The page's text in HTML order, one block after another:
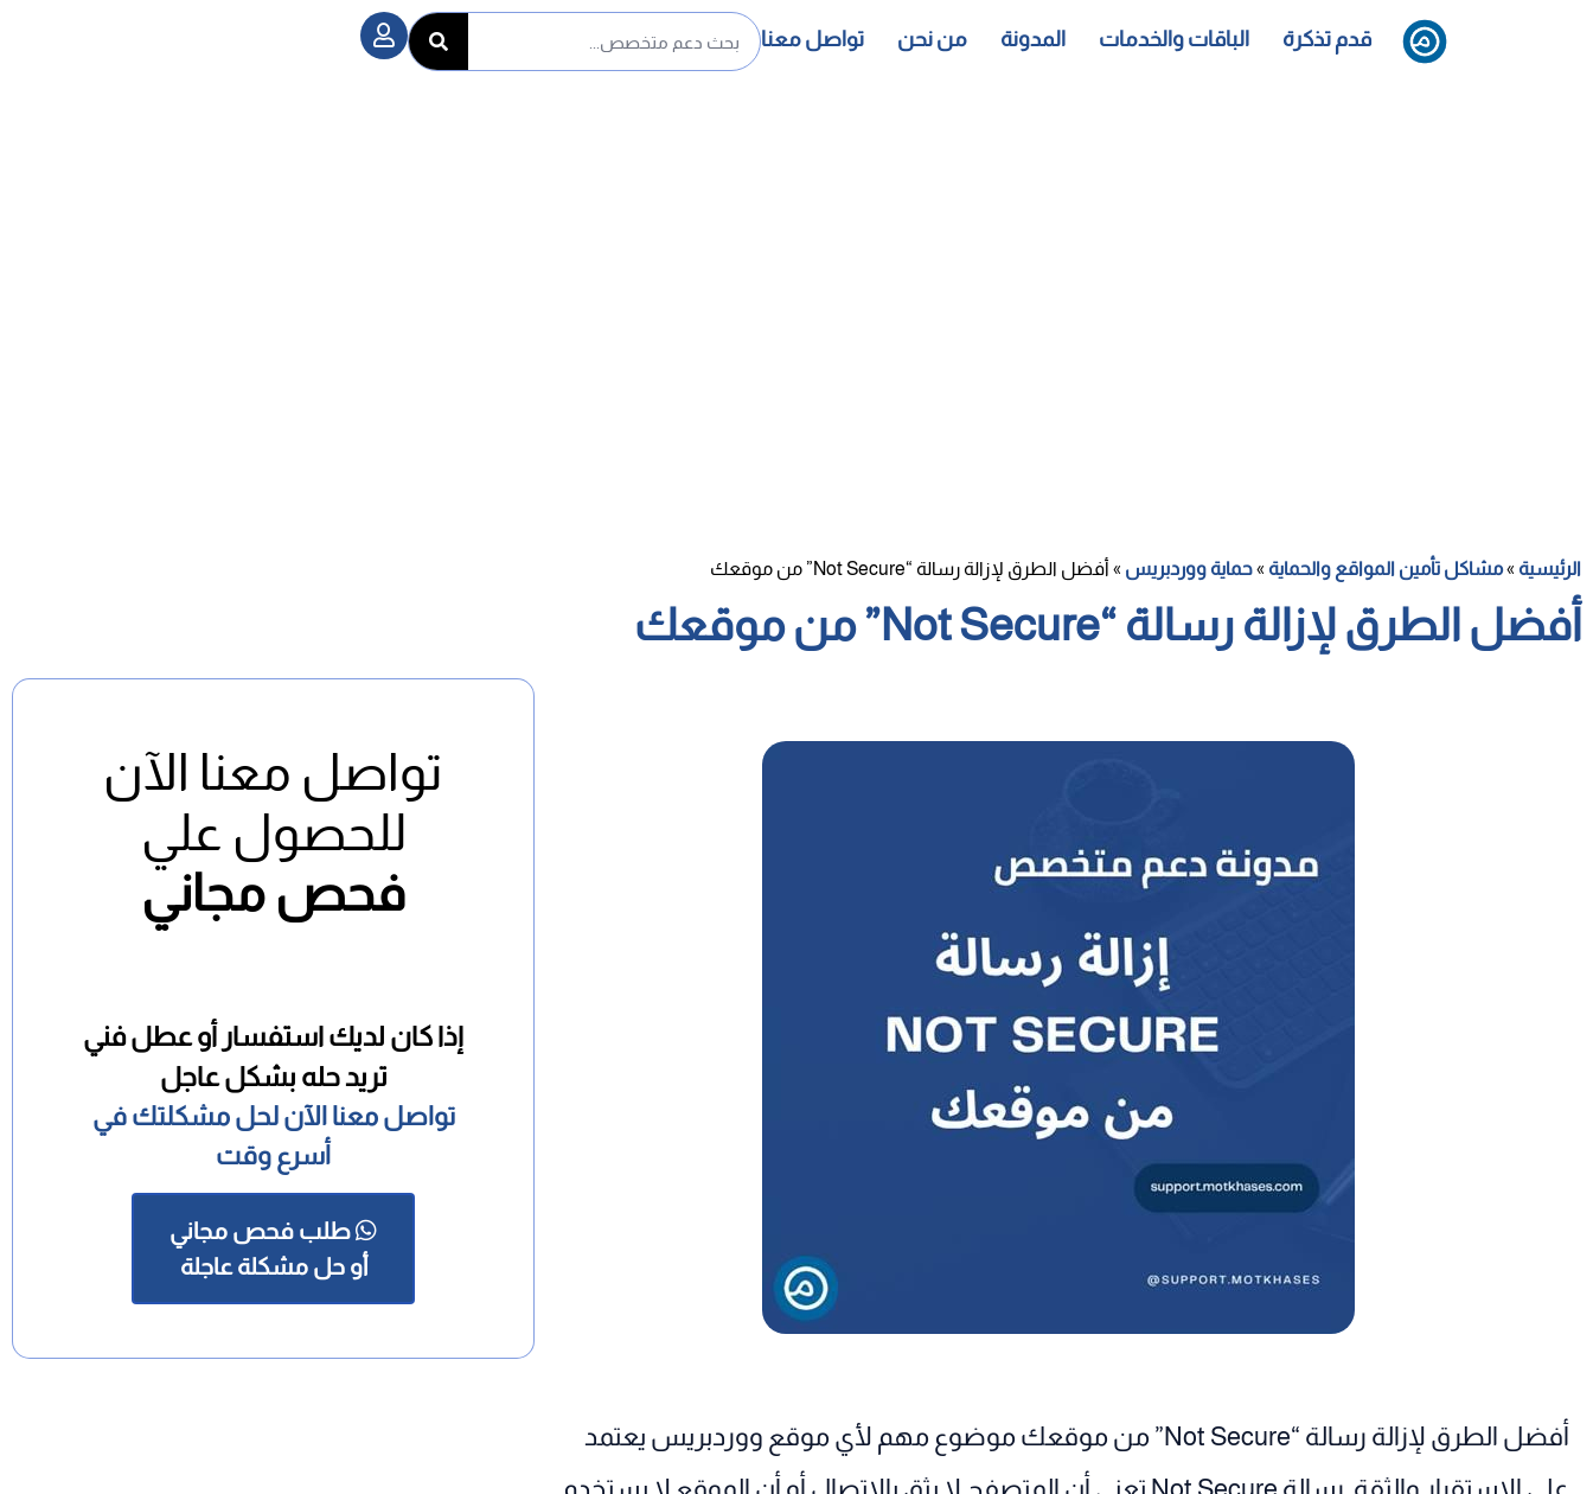
قدم تذكرة الباقات والخدمات المدونة من نحن تواصل معنا
الرئيسية »مشاكل تأمين المواقع والحماية »حماية ووردبريس » أفضل الطرق لإزالة رسالة “Not Secure” من موقعك
أفضل الطرق لإزالة رسالة “Not Secure” من موقعك
أفضل الطرق لإزالة رسالة “Not Secure” من موقعك موضوع مهم لأي موقع ووردبريس يعتمد
تواصل معنا الآن
للحصول علي
فحص مجاني
إذا كان لديك استفسار أو عطل فني
تريد حله بشكل عاجل
تواصل معنا الآن لحل مشكلتك في
أسرع وقت
طلب فحص مجاني
أو حل مشكلة عاجلة